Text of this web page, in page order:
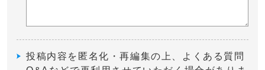
投稿内容を匿名化・再編集の上、よくある質問